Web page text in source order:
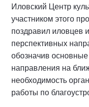
Иловский Центр
участником этого
поздравил иловцев
перспективных
обозначив
направления на
необходимость
работы по